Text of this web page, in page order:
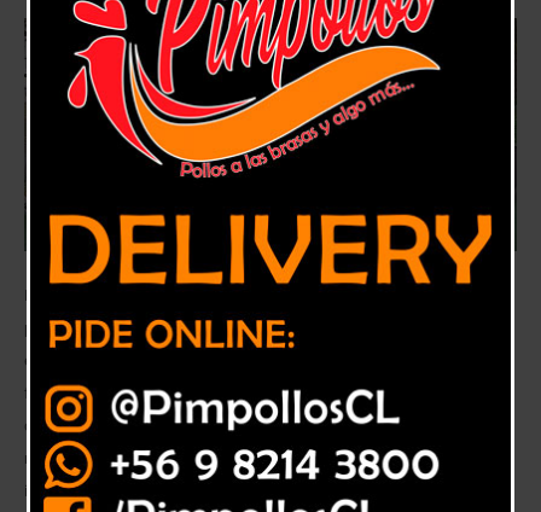
La normativa, para el sector público y privado, establece parámetros,
procedimientos y elementos para cumplir con las obligaciones que
establece la ley que entrará en vigencia a partir del 1 de abril de 2018.
funcionamiento de la Ley 21.015 sobre Inclusión Laboral para personas
con discapacidad, los que fueron publicados hoy en el Diario Oficial; la
normativa promulgada en junio de 2017 establece que empresas e
instituciones públicas con 100 o más trabajadores deben reservar el 1%